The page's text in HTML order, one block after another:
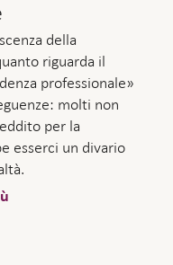
della
riguarda il
professionale»
molti non
per la
esserci un divario